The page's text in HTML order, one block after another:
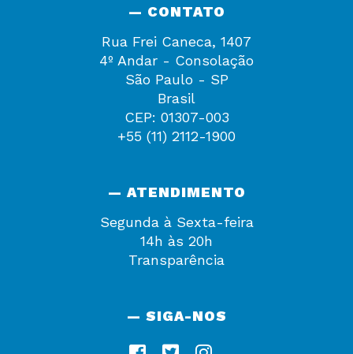
— CONTATO
Rua Frei Caneca, 1407
4º Andar - Consolação
São Paulo - SP
Brasil
CEP: 01307-003
+55 (11) 2112-1900
— ATENDIMENTO
Segunda à Sexta-feira
14h às 20h
Transparência
— SIGA-NOS